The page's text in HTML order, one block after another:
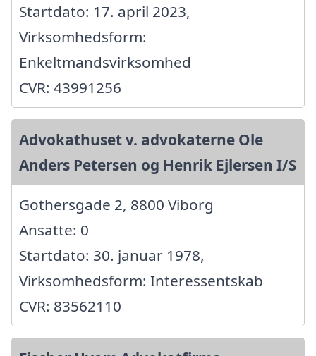
Startdato: 17. april 2023,
Virksomhedsform:
Enkeltmandsvirksomhed
CVR: 43991256
Advokathuset v. advokaterne Ole
Anders Petersen og Henrik Ejlersen I/S
Gothersgade 2, 8800 Viborg
Ansatte: 0
Startdato: 30. januar 1978,
Virksomhedsform: Interessentskab
CVR: 83562110